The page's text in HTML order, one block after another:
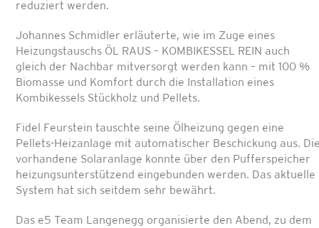
reduziert werden.
Johannes Schmidler erläuterte, wie im Zuge eines
Heizungstauschs ÖL RAUS – KOMBIKESSEL REIN auch
gleich der Nachbar mitversorgt werden kann – mit 100 %
Biomasse und Komfort durch die Installation eines
Kombikessels Stückholz und Pellets.
Fidel Feurstein tauschte seine Ölheizung gegen eine
Pellets-Heizanlage mit automatischer Beschickung aus.
vorhandene Solaranlage konnte über den Pufferspeicher
heizungsunterstützend eingebunden werden. Das aktuelle
System hat sich seitdem sehr bewährt.
Das e5 Team Langenegg organisierte den Abend, zu dem